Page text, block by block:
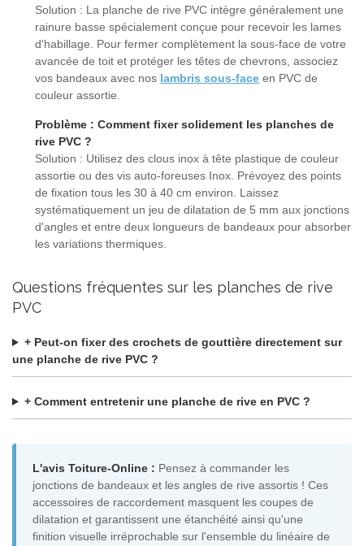
Solution : La planche de rive PVC intègre généralement une
rainure basse spécialement conçue pour recevoir les lames
d'habillage. Pour fermer complètement la sous-face de votre
avancée de toit et protéger les têtes de chevrons, associez
vos bandeaux avec nos lambris sous-face en PVC de
couleur assortie.
Problème : Comment fixer solidement les planches de
rive PVC ?
Solution : Utilisez des clous inox à tête plastique de couleur
assortie ou des vis auto-foreuses Inox. Prévoyez des points
de fixation tous les 30 à 40 cm environ. Laissez
systématiquement un jeu de dilatation de 5 mm aux jonctions
d'angles et entre deux longueurs de bandeaux pour absorber
les variations thermiques.
Questions fréquentes sur les planches de rive
PVC
+ Peut-on fixer des crochets de gouttière directement sur
une planche de rive PVC ?
+ Comment entretenir une planche de rive en PVC ?
L'avis Toiture-Online : Pensez à commander les
jonctions de bandeaux et les angles de rive assortis ! Ces
accessoires de raccordement masquent les coupes de
dilatation et garantissent une étanchéité ainsi qu'une
finition visuelle irréprochable sur l'ensemble du linéaire de